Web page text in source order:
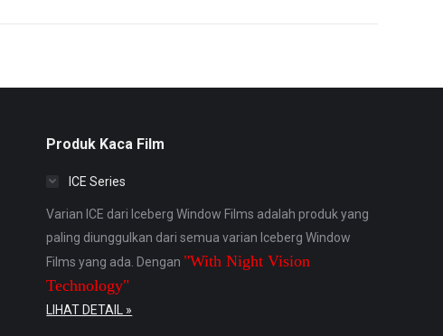
Produk Kaca Film
ICE Series
Varian ICE dari Iceberg Window Films adalah produk yang
paling diunggulkan dari semua varian Iceberg Window
Films yang ada. Dengan "With Night Vision
Technology"
LIHAT DETAIL »